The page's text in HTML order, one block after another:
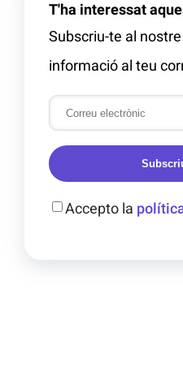
T'ha interessat
Subscriu-te al
informació al teu
Accepto la